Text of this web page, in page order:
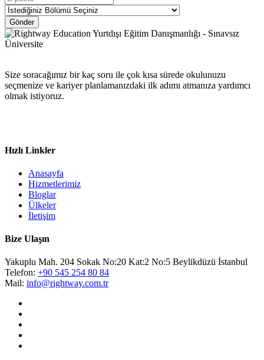
Gönder
Size soracağımız bir kaç soru ile çok kısa sürede okulunuzu
seçmenize ve kariyer planlamanızdaki ilk adımı atmanıza yardımcı
olmak istiyoruz.
Hızlı Linkler
Anasayfa
Hizmetlerimiz
Bloglar
Ülkeler
İletişim
Bize Ulaşın
Yakuplu Mah. 204 Sokak No:20 Kat:2 No:5 Beylikdüzü İstanbul
Telefon: +90 545 254 80 84
Mail: info@rightway.com.tr